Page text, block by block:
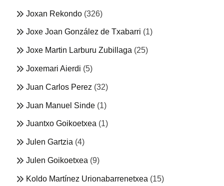
Joxan Rekondo (326)
Joxe Joan González de Txabarri (1)
Joxe Martin Larburu Zubillaga (25)
Joxemari Aierdi (5)
Juan Carlos Perez (32)
Juan Manuel Sinde (1)
Juantxo Goikoetxea (1)
Julen Gartzia (4)
Julen Goikoetxea (9)
Koldo Martínez Urionabarrenetxea (15)